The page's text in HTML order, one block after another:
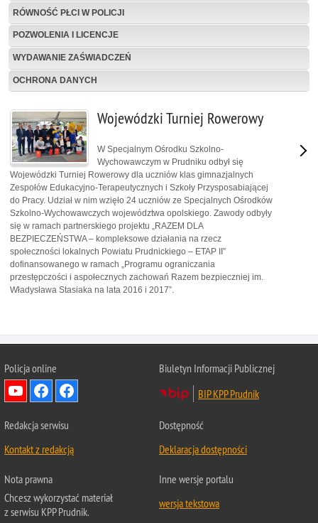
RÓWNOŚĆ PŁCI W POLICJI
POZWOLENIA I LICENCJE
WYDAWANIE ZAŚWIADCZEŃ
OCHRONA DANYCH
Wojewódzki Turniej Rowerowy
W Specjalnym Ośrodku Szkolno-
Wychowawczym w Prudniku odbył się
Wojewódzki Turniej Rowerowy dla uczniów klas gimnazjalnych
Zespołów Edukacyjno-Terapeutycznych i Szkoły Przysposabiającej
do Pracy. Udział w nim wzięło 24 uczniów ze Specjalnych Ośrodków
Szkolno-Wychowawczych województwa opolskiego. Zawody odbyły
się w ramach partnerskiego projektu „RAZEM DLA
BEZPIECZEŃSTWA – kompleksowe działania na rzecz
społeczności lokalnych Powiatu Prudnickiego – ETAP II”
dofinansowanego w ramach „Programu ograniczania
przestępczości i aspołecznych zachowań Razem bezpieczniej im.
Władysława Stasiaka na lata 2016 i 2017”.
Policja online
Biuletyn Informacji Publicznej
BIP KPP Prudnik
Redakcja serwisu
Kontakt z redakcją
Dostępność
Deklaracja dostępności
Nota prawna
Chcesz wykorzystać materiał
z serwisu KPP Prudnik.
Inne wersje portalu
wersja tekstowa